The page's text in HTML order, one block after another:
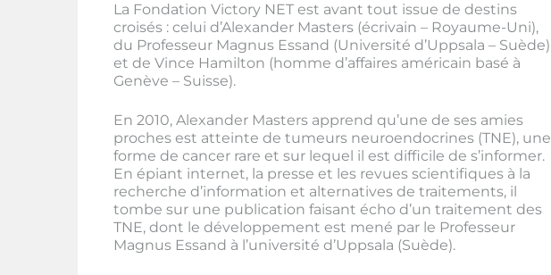
La Fondation Victory NET est avant tout issue de destins
croisés : celui d’Alexander Masters (écrivain – Royaume-Uni),
du Professeur Magnus Essand (Université d’Uppsala – Suède)
et de Vince Hamilton (homme d’affaires américain basé à
Genève – Suisse).
En 2010, Alexander Masters apprend qu’une de ses amies
proches est atteinte de tumeurs neuroendocrines (TNE), une
forme de cancer rare et sur lequel il est difficile de s’informer.
En épiant internet, la presse et les revues scientifiques à la
recherche d’information et alternatives de traitements, il
tombe sur une publication faisant écho d’un traitement des
TNE, dont le développement est mené par le Professeur
Magnus Essand à l’université d’Uppsala (Suède).